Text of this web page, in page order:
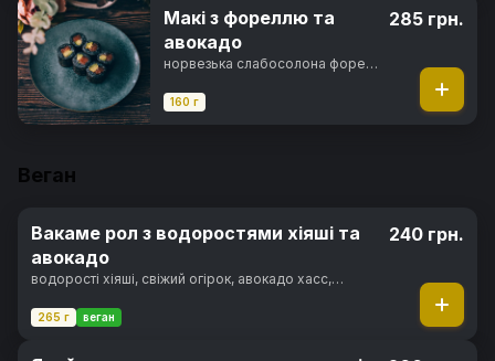
Макі з фореллю та
авокадо
норвезька слабосолона форель,
каракатиці, рис, норі
160 г
285 грн.
Веган
Вакаме рол з водоростями хіяші та
авокадо
водорості хіяші, свіжий огірок, авокадо хасс,
265 г веган
240 грн.